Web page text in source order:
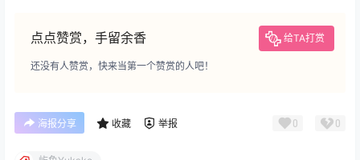
点点赞赏，手留余香 给TA打赏
还没有人赞赏，快来当第一个赞赏的人吧！
海报分享 收藏 举报 0 0